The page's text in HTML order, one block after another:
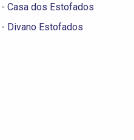
- Casa dos Estofados
- Divano Estofados